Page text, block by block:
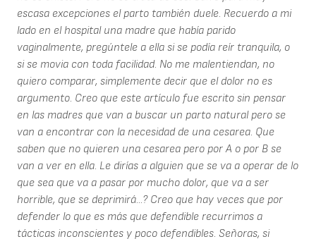
escasa excepciones el parto también duele. Recuerdo a mi
lado en el hospital una madre que había parido
vaginalmente, pregúntele a ella si se podía reír tranquila, o
si se movia con toda facilidad. No me malentiendan, no
quiero comparar, simplemente decir que el dolor no es
argumento. Creo que este artículo fue escrito sin pensar
en las madres que van a buscar un parto natural pero se
van a encontrar con la necesidad de una cesarea. Que
saben que no quieren una cesarea pero por A o por B se
van a ver en ella. Le dirías a alguien que se va a operar de lo
que sea que va a pasar por mucho dolor, que va a ser
horrible, que se deprimirá...? Creo que hay veces que por
defender lo que es más que defendible recurrimos a
tácticas inconscientes y poco defendibles. Señoras, si